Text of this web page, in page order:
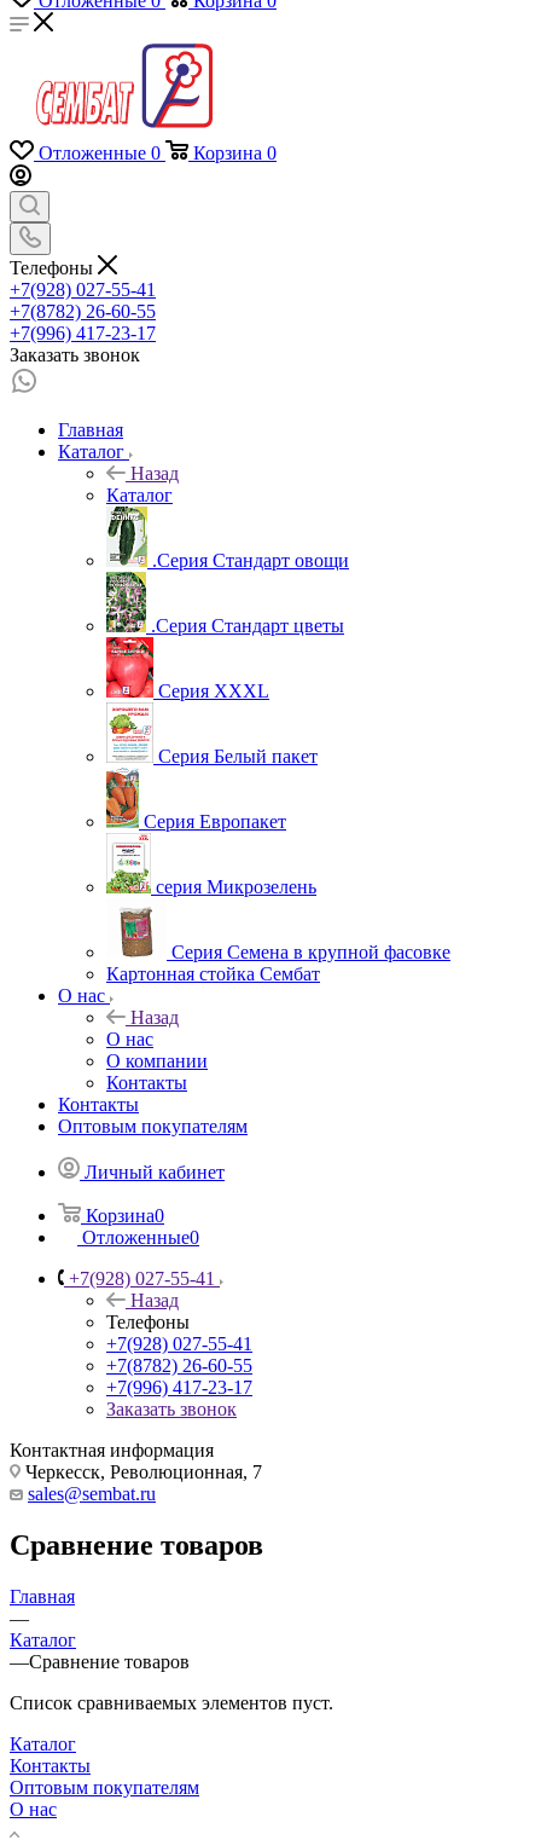
Отложенные 0 Корзина 0
Телефоны
+7(928) 027-55-41
+7(8782) 26-60-55
+7(996) 417-23-17
Заказать звонок
Главная
Каталог
Назад
Каталог
.Серия Стандарт овощи
.Серия Стандарт цветы
Серия XXXL
Серия Белый пакет
Серия Европакет
серия Микрозелень
Серия Семена в крупной фасовке
Картонная стойка Сембат
О нас
Назад
О нас
О компании
Контакты
Контакты
Оптовым покупателям
Личный кабинет
Корзина0
Отложенные0
+7(928) 027-55-41
Назад
Телефоны
+7(928) 027-55-41
+7(8782) 26-60-55
+7(996) 417-23-17
Заказать звонок
Контактная информация
Черкесск, Революционная, 7
sales@sembat.ru
Сравнение товаров
Главная
—
Каталог
—Сравнение товаров
Список сравниваемых элементов пуст.
Каталог
Контакты
Оптовым покупателям
О нас